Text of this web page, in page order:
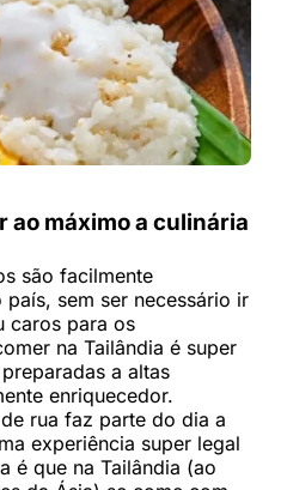
ao máximo a culinária
são facilmente
sem ser necessário ir
caros para os
na Tailândia é super
a altas
enriquecedor.
rua faz parte do dia a
experiência super legal
é que na Tailândia (ao